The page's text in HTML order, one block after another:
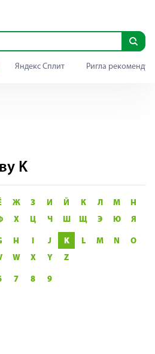
Яндекс Сплит Ригла
K
Ж З И Й К Л М
Н
Х Ц Ч Ш Щ Э Ю Я
H I J K L M N
O
W X Y Z
7 8 9